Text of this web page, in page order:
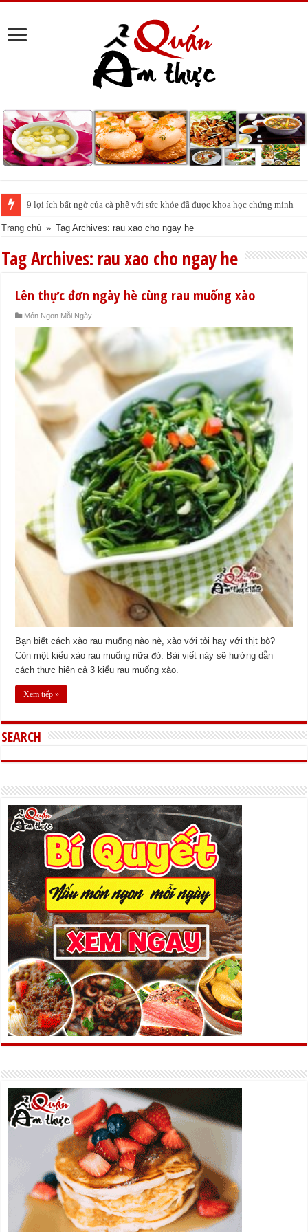
9 lợi ích bất ngờ của cà phê với sức khỏe đã được khoa học chứng minh
Cách pha nước chanh đá ngon đều nhau 10 ly như 1
Trang chủ » Tag Archives: rau xao cho ngay he
Tag Archives: rau xao cho ngay he
Lên thực đơn ngày hè cùng rau muống xào
Món Ngon Mỗi Ngày
Bạn biết cách xào rau muống nào nè, xào với tỏi hay với thịt bò?
Còn một kiểu xào rau muống nữa đó. Bài viết này sẽ hướng dẫn
cách thực hiện cả 3 kiểu rau muống xào.
Xem tiếp »
SEARCH